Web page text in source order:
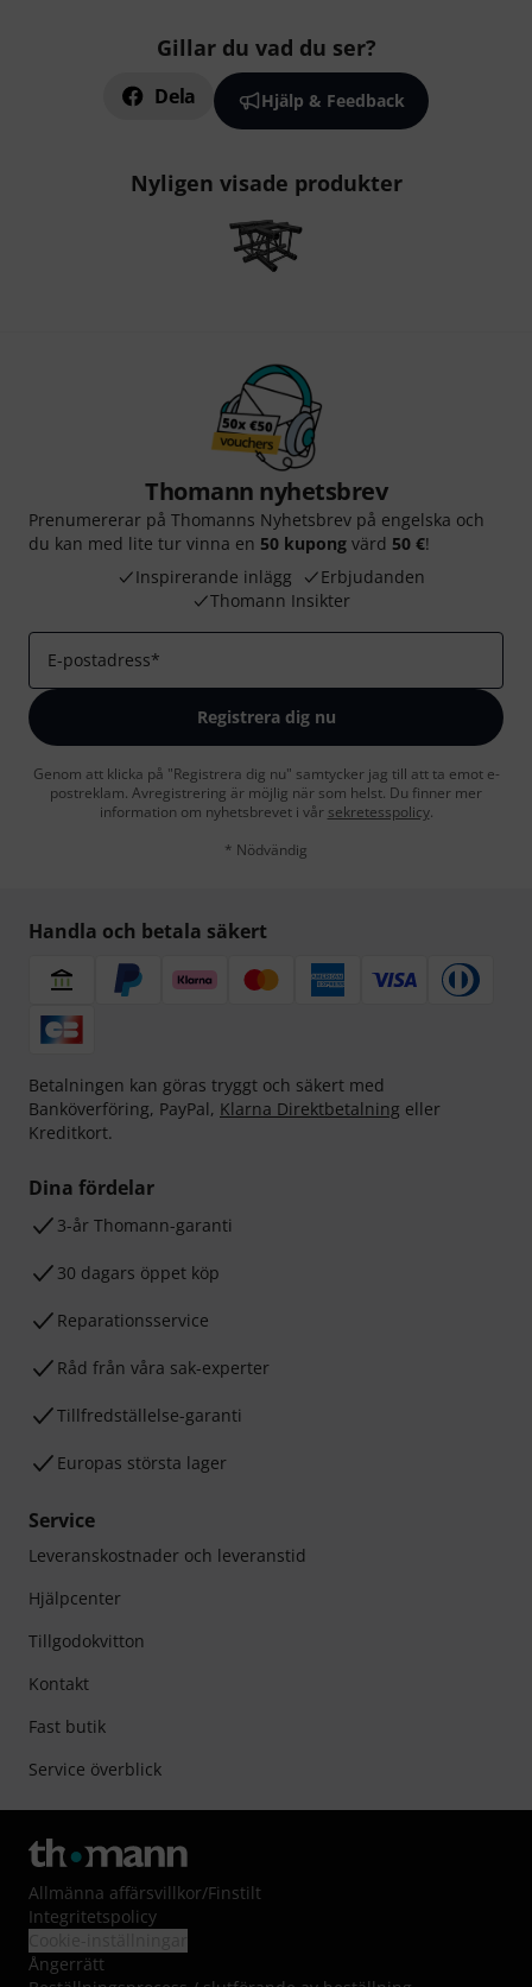
Gillar du vad du ser?
Dela Hjälp & Feedback
Nyligen visade produkter
Thomann nyhetsbrev
Prenumererar på Thomanns Nyhetsbrev på engelska och
du kan med lite tur vinna en 50 kupong värd 50 €!
Inspirerande inlägg
Erbjudanden
Thomann Insikter
E-postadress*
Registrera dig nu
Genom att klicka på "Registrera dig nu" samtycker jag till att ta emot e-
postreklam. Avregistrering är möjlig när som helst. Du finner mer
information om nyhetsbrevet i vår sekretesspolicy.
* Nödvändig
Handla och betala säkert
Betalningen kan göras tryggt och säkert med
Banköverföring, PayPal, Klarna Direktbetalning eller
Kreditkort.
Dina fördelar
3-år Thomann-garanti
30 dagars öppet köp
Reparationsservice
Råd från våra sak-experter
Tillfredställelse-garanti
Europas största lager
Service
Leveranskostnader och leveranstid
Hjälpcenter
Tillgodokvitton
Kontakt
Fast butik
Service överblick
Allmänna affärsvillkor/Finstilt
Integritetspolicy
Ångerrätt